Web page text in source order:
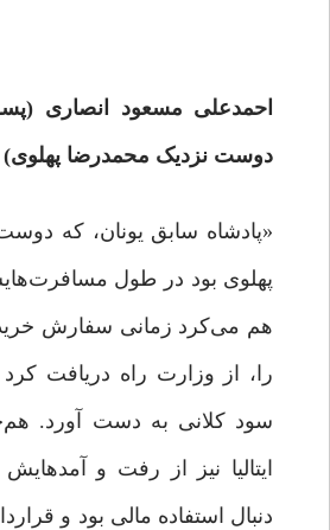
احمدعلی مسعود انصاری
دوست نزدیک محمدرضا پهلوی)
«پادشاه سابق یونان، که
پهلوی بود در طول
هم می‌کرد زمانی سفارش
را، از وزارت راه دریافت
سود کلانی به دست آورد.
ایتالیا نیز از رفت و
دنبال استفاده مالی بود و